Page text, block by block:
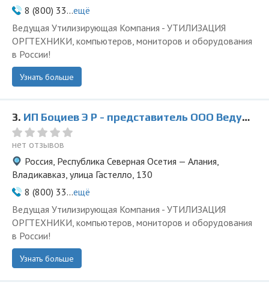
8 (800) 33...ещё
Ведущая Утилизирующая Компания - УТИЛИЗАЦИЯ
ОРГТЕХНИКИ, компьютеров, мониторов и оборудования
в России!
Узнать больше
3. ИП Боциев Э Р - представитель ООО Ведущая Утилизирующая Компания
нет отзывов
Россия, Республика Северная Осетия — Алания,
Владикавказ, улица Гастелло, 130
8 (800) 33...ещё
Ведущая Утилизирующая Компания - УТИЛИЗАЦИЯ
ОРГТЕХНИКИ, компьютеров, мониторов и оборудования
в России!
Узнать больше